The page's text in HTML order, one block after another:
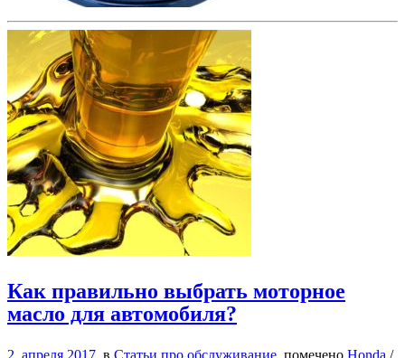
Как правильно выбрать моторное
масло для автомобиля?